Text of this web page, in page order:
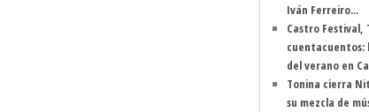
Iván Ferreiro...
Castro Festival,
cuentacuentos:
del verano en
Tonina cierra
su mezcla de